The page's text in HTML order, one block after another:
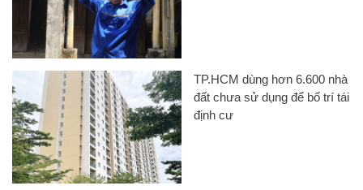
TP.HCM dùng hơn 6.600 nhà
đất chưa sử dụng để bố trí tái
định cư